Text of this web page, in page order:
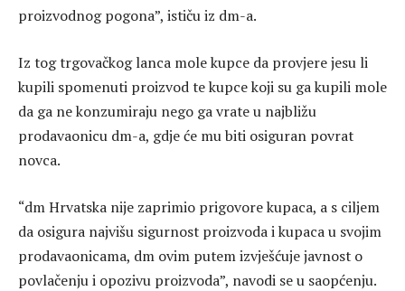
proizvodnog pogona”, ističu iz dm-a.
Iz tog trgovačkog lanca mole kupce da provjere jesu li
kupili spomenuti proizvod te kupce koji su ga kupili mole
da ga ne konzumiraju nego ga vrate u najbližu
prodavaonicu dm-a, gdje će mu biti osiguran povrat
novca.
“dm Hrvatska nije zaprimio prigovore kupaca, a s ciljem
da osigura najvišu sigurnost proizvoda i kupaca u svojim
prodavaonicama, dm ovim putem izvješćuje javnost o
povlačenju i opozivu proizvoda”, navodi se u saopćenju.